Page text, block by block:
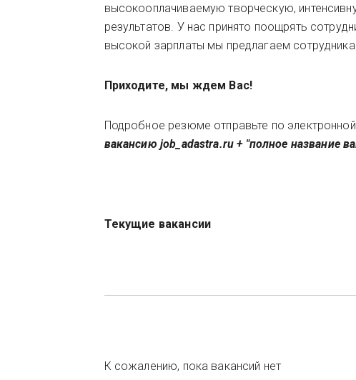
высокооплачиваемую творческую,
результатов. У нас принято поощрять
высокой зарплаты мы предлагаем
Приходите, мы ждем Вас!
Подробное резюме отправьте по электронной
вакансию job_adastra.ru + "полное название
Текущие вакансии
К сожалению, пока вакансий нет